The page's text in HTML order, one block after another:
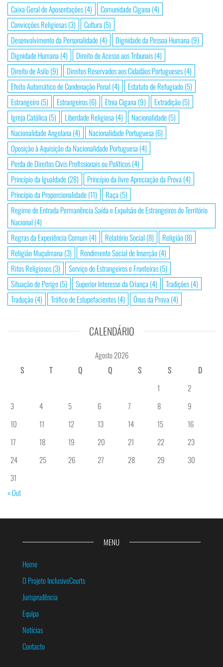
Caixa Geral de Aposentações(4) Comunidade Cigana (4)
Convicções Religiosas(3) Cultura (5)
Desenvolvimento da Personalidade(4) Dignidade da Pessoa Humana (9)
Dignidade Humana (4) Direito de Acesso aos Tribunais(4)
Direito de Asilo(9) Direitos Reservados aos Cidadãos Portugueses(4)
Efeito Automático de Condenação Penal (4) Estatuto de Refugiado(5)
Estrangeiro(5) Estrangeiros(6) Etnia Cigana (9) Extradição(5)
Igreja Católica (5) Liberdade Religiosa (4) Nacionalidade(5)
Nacionalidade Angolana (4) Nacionalidade Portuguesa (6)
Oposição à Aquisição da Nacionalidade Portuguesa (4)
Perda de Direitos Civis Profissionais ou Políticos(4)
Princípio da Igualdade(28) Princípio da livre Apreciação da Prova (4)
Princípio da Proporcionalidade(11) Raça (5)
Regime de Entrada Permanência Saída e Expulsão de Estrangeiros do Território
Nacional (4)
Regras da Experiência Comum (4) Relatório Social (8) Religião(8)
Religião Muçulmana (3) Rendimento Social de Inserção(4)
Ritos Religiosos(3) Serviço de Estrangeiros e Fronteiras(5)
Situação de Perigo(5) Superior Interesse da Criança (4) Tradições(4)
Tradução(4) Tráfico de Estupefacientes(4) Ónus da Prova (4)
CALENDÁRIO
Agosto 2026
S
T Q Q S S
D
1
2
3
4 5 6 7 8
9
10
11 12 13 14 15
16
17
18 19 20 21 22
23
24
25 26 27 28 29
30
31
« Out
MENU
Home
O Projeto InclusiveCourts
Jurisprudência
Equipa
Notícias
Contacto